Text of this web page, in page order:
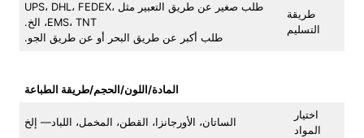
طريقة
التسليم
طلب صغير عن طريق التعبير مثل UPS، DHL، FEDEX،
EMS، TNT، الخ.
طلب أكبر عن طريق البحر أو عن طريق الجو.
المادة/اللون/الحجم/طريقة الطباعة
اختيار
المواد
الساتان، الأورجانزا، القطن، المخمل، اللباد— إلخ